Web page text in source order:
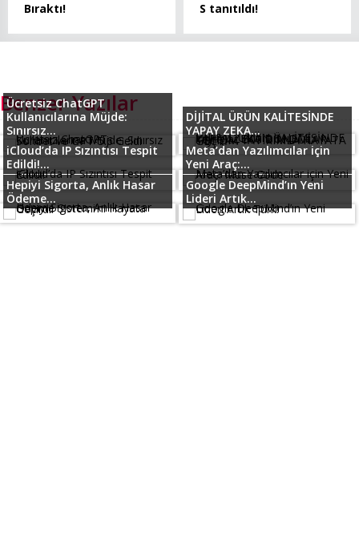
Bıraktı!
S tanıtıldı!
Benzer Yazılar
Ücretsiz ChatGPT
Kullanıcılarına Müjde:
Sınırsız...
DİJİTAL ÜRÜN KALİTESİNDE
YAPAY ZEKA...
iCloud’da IP Sızıntısı Tespit
Edildi!...
Meta’dan Yazılımcılar için
Yeni Araç:...
Hepiyi Sigorta, Anlık Hasar
Ödeme...
Google DeepMind’ın Yeni
Lideri Artık...